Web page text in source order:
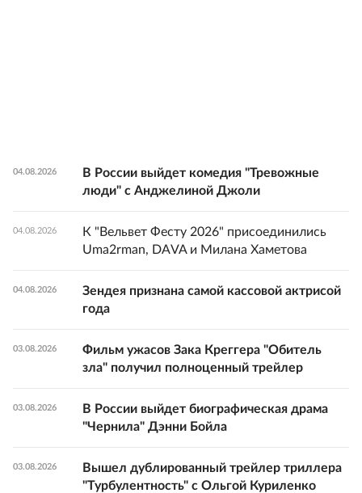
04.08.2026
В России выйдет комедия "Тревожные
люди" с Анджелиной Джоли
04.08.2026
К "Вельвет Фесту 2026" присоединились
Uma2rman, DAVA и Милана Хаметова
04.08.2026
Зендея признана самой кассовой актрисой
года
03.08.2026
Фильм ужасов Зака Креггера "Обитель
зла" получил полноценный трейлер
03.08.2026
В России выйдет биографическая драма
"Чернила" Дэнни Бойла
03.08.2026
Вышел дублированный трейлер триллера
"Турбулентность" с Ольгой Куриленко